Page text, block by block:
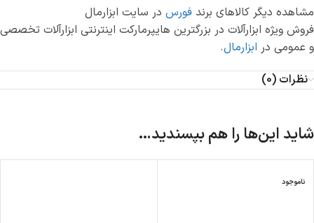
مشاهده دیگر کالاهای برند فورس در سایت ابزارمال
فروش ویژه ابزارآلات در بزرگترین هایپرمارکت اینترنتی ابزارآلات تخصصی
و عمومی در ابزارمال.
نظرات (0)
شاید این‌ها را هم بپسندید…
ناموجود